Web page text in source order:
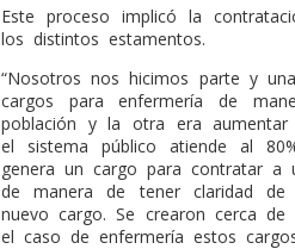
Este proceso implicó la
los distintos estamentos.
“Nosotros nos hicimos parte y
cargos para enfermería de
población y la otra era
el sistema público atiende al
genera un cargo para contratar a
de manera de tener claridad
nuevo cargo. Se crearon cerca
el caso de enfermería estos